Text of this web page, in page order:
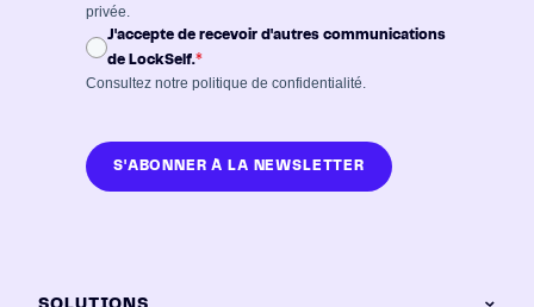
privée.
J'accepte de recevoir d'autres communications
de LockSelf.*
Consultez notre politique de confidentialité.
S'ABONNER À LA NEWSLETTER